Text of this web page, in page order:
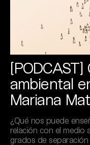
ambiental
Mariana
¿Qué nos puede
relación con el medio
grados de separación